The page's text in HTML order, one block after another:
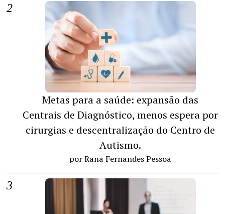
Metas para a saúde: expansão das
Centrais de Diagnóstico, menos espera por
cirurgias e descentralização do Centro de
Autismo.
por Rana Fernandes Pessoa